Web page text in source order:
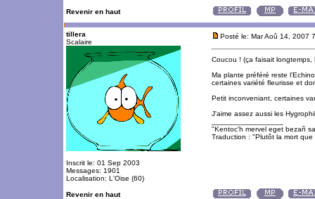
Revenir en haut
tillera
Scalaire
Inscrit le: 01 Sep 2003
Messages: 1901
Localisation: L'Oise (60)
Posté le: Mar Aoû 14, 2007
Coucou ! (ça faisait
Ma plante préféré reste
certaines variété fleurisse et
Petit inconveniant, certaines
J'aime assez aussi les
"Kentoc'h mervel eget bezañ
Traduction : "Plutôt la mort que
Revenir en haut